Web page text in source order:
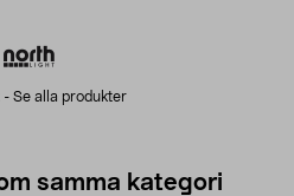
- Se alla produkter
samma kategori